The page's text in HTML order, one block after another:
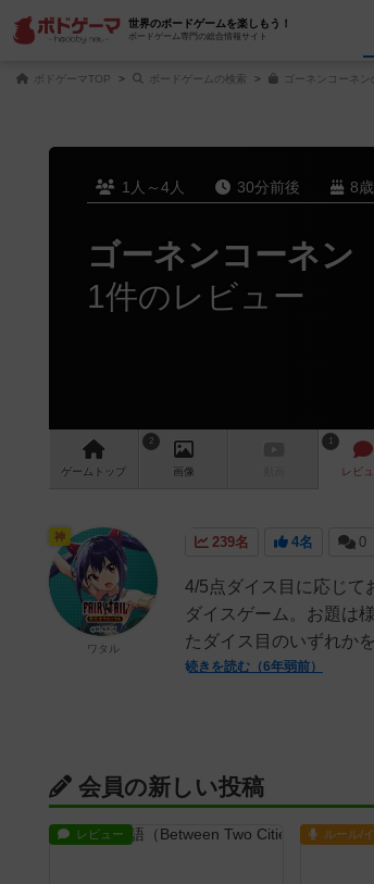
世界のボードゲームを楽しもう！
ボードゲーム専門の総合情報サイト
ボドゲーマTOP ボードゲームの検索 ゴーネンコーネン
1人～4人 30分前後 8
ゴーネンコーネン
1件のレビュー
ゲーム トップ
2
画像
1
レビ
239名 4名 0
4/5点ダイス目に応じて
ダイスゲーム。お題は
たダイス目のいずれか
続きを読む（6年弱前）
神
ワタル
会員の新しい投稿
レビュー ルール/